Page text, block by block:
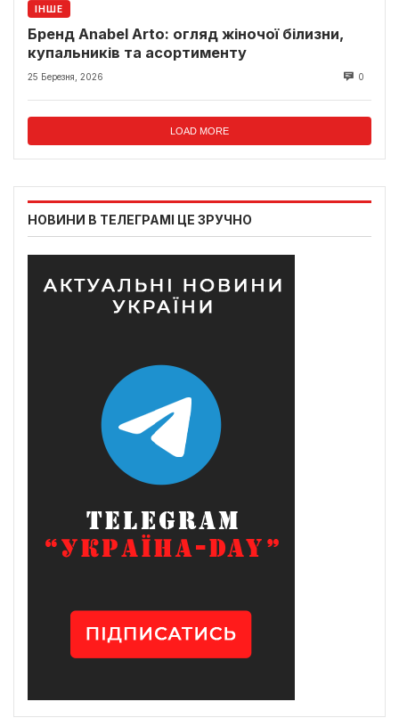
ІНШЕ
Бренд Anabel Arto: огляд жіночої білизни,
купальників та асортименту
25 Березня, 2026 0
LOAD MORE
НОВИНИ В ТЕЛЕГРАМІ ЦЕ ЗРУЧНО